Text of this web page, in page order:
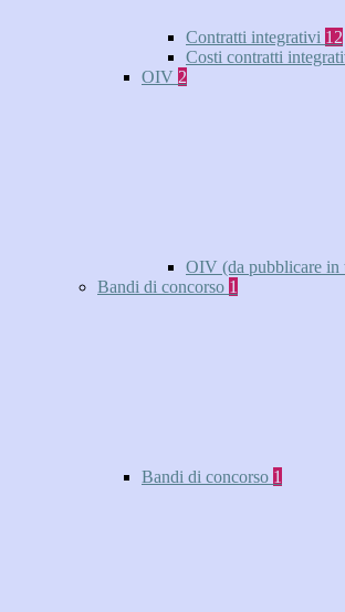
Contratti integrativi 12
Costi contratti
OIV 2
OIV (da pubblicare in
Bandi di concorso 1
Bandi di concorso 1